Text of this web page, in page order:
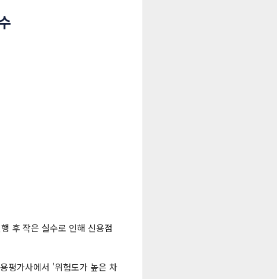
후 작은 실수로 인해 신용점
평가사에서 '위험도가 높은 차